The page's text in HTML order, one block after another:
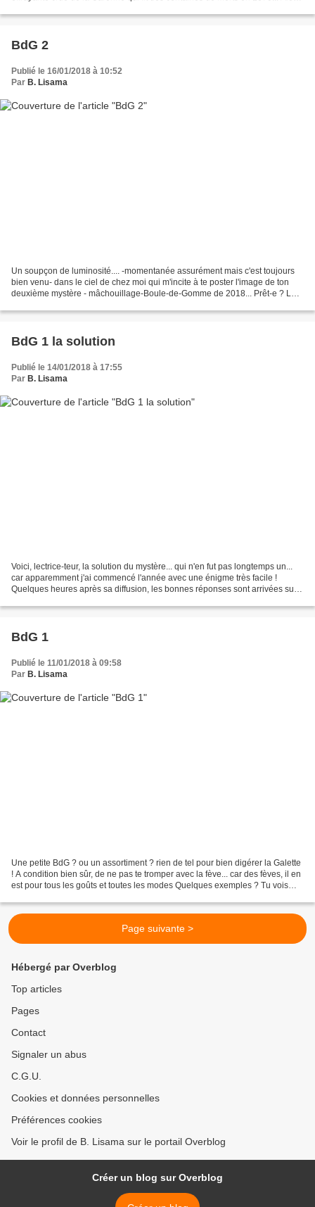
BdG 2
Publié le 16/01/2018 à 10:52
Par B. Lisama
Un soupçon de luminosité.... -momentanée assurément mais c'est toujours
bien venu- dans le ciel de chez moi qui m'incite à te poster l'image de ton
deuxième mystère - mâchouillage-Boule-de-Gomme de 2018... Prêt-e ? La
BdG 1 la solution
Publié le 14/01/2018 à 17:55
Par B. Lisama
Voici, lectrice-teur, la solution du mystère... qui n'en fut pas longtemps un...
car apparemment j'ai commencé l'année avec une énigme très facile !
Quelques heures après sa diffusion, les bonnes réponses sont arrivées sur
BdG 1
Publié le 11/01/2018 à 09:58
Par B. Lisama
Une petite BdG ? ou un assortiment ? rien de tel pour bien digérer la Galette
! A condition bien sûr, de ne pas te tromper avec la fève... car des fèves, il en
est pour tous les goûts et toutes les modes Quelques exemples ? Tu vois
Page suivante >
Hébergé par Overblog
Top articles
Pages
Contact
Signaler un abus
C.G.U.
Cookies et données personnelles
Préférences cookies
Voir le profil de B. Lisama sur le portail Overblog
Créer un blog sur Overblog